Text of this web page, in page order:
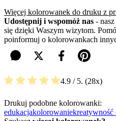
Więcej kolorowanek do druku z
Udostępnij i wspomóż nas -
się dzięki Waszym wizytom.
poinformuj o kolorowankach
4.9 / 5. 28
Drukuj podobne kolorowanki:
edukacjakolorowaniekreatywność